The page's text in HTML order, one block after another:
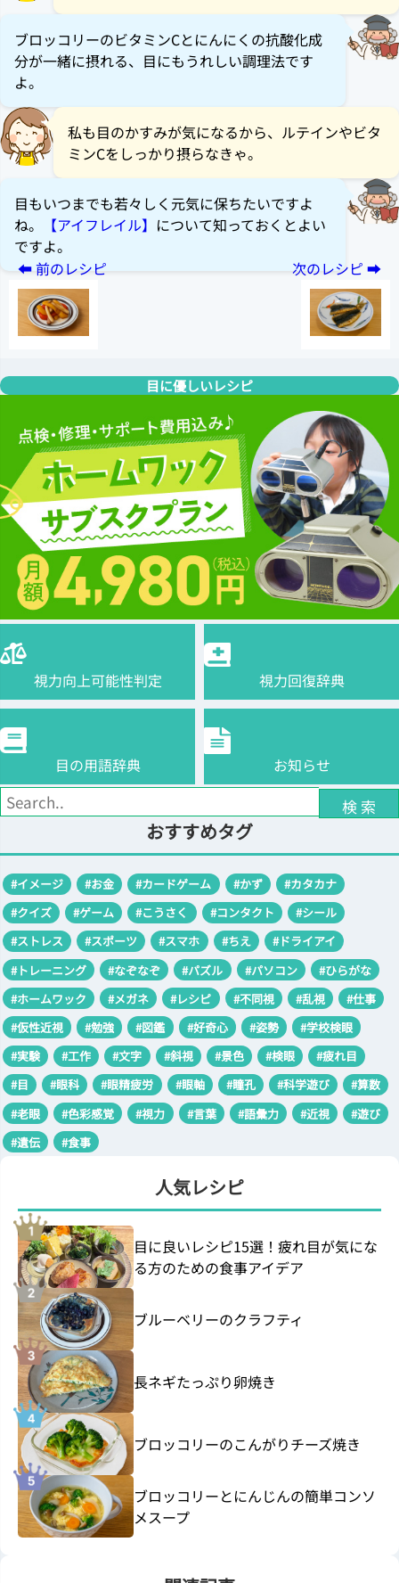
ブロッコリーのビタミンCとにんにくの抗酸化成
分が一緒に摂れる、目にもうれしい調理法です
よ。
私も目のかすみが気になるから、ルテインやビタ
ミンCをしっかり摂らなきゃ。
目もいつまでも若々しく元気に保ちたいですよ
ね。
【アイフレイル】 について知っておくとよい
ですよ。
目に優しいレシピ
視力向上可能性判定 視力回復辞典
目の用語辞典 お知らせ
検 索
おすすめタグ
#イメージ #お金 #カードゲーム #かず
#カタカナ
#クイズ
#ゲーム #こうさく #コンタクト
#シール
#ストレス
#スポーツ #スマホ #ちえ
#ドライアイ
#トレーニング
#なぞなぞ #パズル #パソコン
#ひらがな
#ホームワック
#メガネ #レシピ #不同視 #乱視
#仕事
#仮性近視
#勉強 #図鑑 #好奇心 #姿勢
#学校検眼
#実験
#工作 #文字 #斜視 #景色 #検眼
#疲れ目
#目
#眼科 #眼精疲労 #眼軸 #瞳孔 #科学遊び
#算数
#老眼
#色彩感覚 #視力 #言葉 #語彙力 #近視
#遊び
#遺伝
#食事
人気レシピ
目に良いレシピ15選！疲れ目が気にな
る方のための食事アイデア
ブルーベリーのクラフティ
長ネギたっぷり卵焼き
ブロッコリーのこんがりチーズ焼き
ブロッコリーとにんじんの簡単コンソ
メスープ